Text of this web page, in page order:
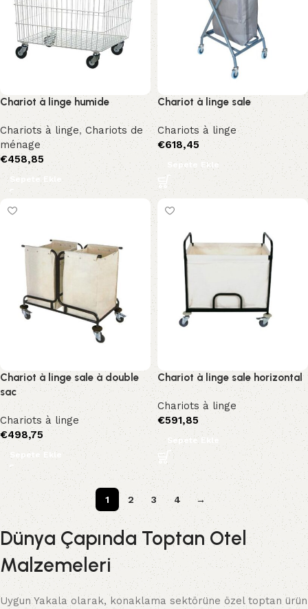
Chariot à linge humide
Chariots à linge,Chariots de
ménage
€458,85
Sepete Ekle
Chariot à linge sale
Chariots à linge
€618,45
Sepete Ekle
Chariot à linge sale à double
sac
Chariots à linge
€498,75
Sepete Ekle
Chariot à linge sale horizontal
Chariots à linge
€591,85
Sepete Ekle
1 2 3 4 →
Dünya Çapında Toptan Otel
Malzemeleri
Uygun Yakala olarak, konaklama sektörüne özel toptan ürün